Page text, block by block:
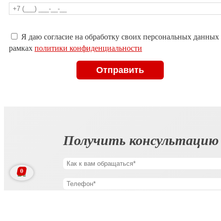
это
поле
Я даю согласие на обработку своих персональных данных
рамкахполитики конфиденциальности
Получить консультацию
0